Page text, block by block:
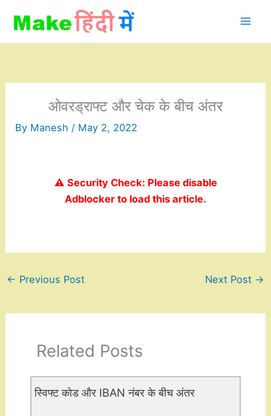
content
ओवरड्राफ्ट और चेक के बीच अंतर
By Manesh / May 2, 2022
⚠️ Security Check: Please disable
Adblocker to load this article.
← Previous Post Next Post →
Related Posts
स्विफ्ट कोड और IBAN नंबर के बीच अंतर